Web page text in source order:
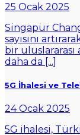
25 Ocak 2025
Singapur
sayısını
bir
daha da [...]
5G İhalesi ve
24 Ocak 2025
5G ihalesi,